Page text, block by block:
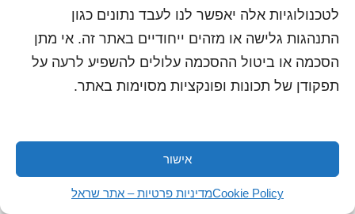
לטכנולוגיות אלה יאפשר לנו לעבד נתונים כגון
התנהגות גלישה או מזהים ייחודיים באתר זה. אי מתן
הסכמה או ביטול ההסכמה עלולים להשפיע לרעה על
תפקודן של תכונות ופונקציות מסוימות באתר.
אישור
Cookie Policyמדיניות פרטיות – אתר שראל
כל הזכויות שמורות לשראל 2018 | עיצוב ותכנות: סטודיו
"היוצרים"